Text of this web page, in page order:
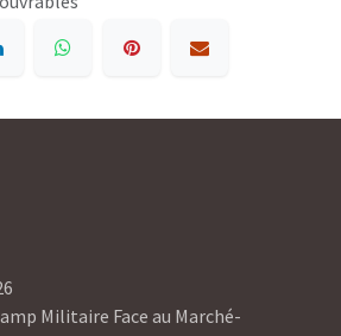
Militaire Face au Marché-